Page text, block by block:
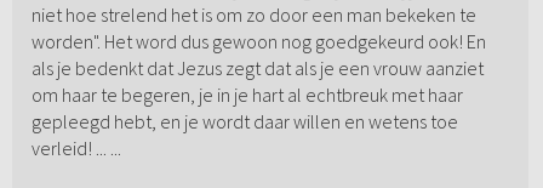
niet hoe strelend het is om zo door een man bekeken te
worden". Het word dus gewoon nog goedgekeurd ook! En
als je bedenkt dat Jezus zegt dat als je een vrouw aanziet
om haar te begeren, je in je hart al echtbreuk met haar
gepleegd hebt, en je wordt daar willen en wetens toe
verleid! ... ...